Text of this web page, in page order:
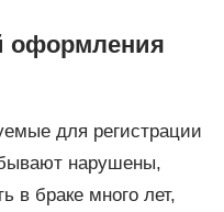
оформления
для регистрации
нарушены,
в браке много лет,